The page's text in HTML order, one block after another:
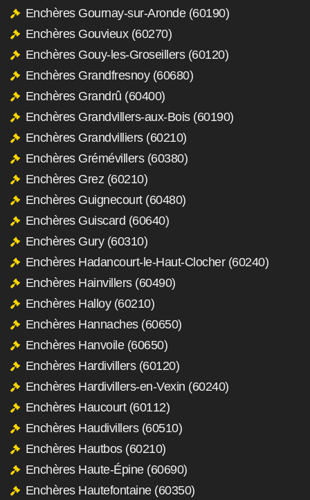
Enchères Gournay-sur-Aronde (60190)
Enchères Gouvieux (60270)
Enchères Gouy-les-Groseillers (60120)
Enchères Grandfresnoy (60680)
Enchères Grandrû (60400)
Enchères Grandvillers-aux-Bois (60190)
Enchères Grandvilliers (60210)
Enchères Grémévillers (60380)
Enchères Grez (60210)
Enchères Guignecourt (60480)
Enchères Guiscard (60640)
Enchères Gury (60310)
Enchères Hadancourt-le-Haut-Clocher (60240)
Enchères Hainvillers (60490)
Enchères Halloy (60210)
Enchères Hannaches (60650)
Enchères Hanvoile (60650)
Enchères Hardivillers (60120)
Enchères Hardivillers-en-Vexin (60240)
Enchères Haucourt (60112)
Enchères Haudivillers (60510)
Enchères Hautbos (60210)
Enchères Haute-Épine (60690)
Enchères Hautefontaine (60350)